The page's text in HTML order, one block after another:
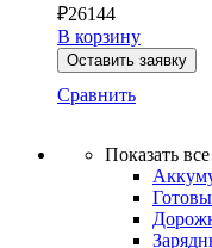
₽26144
В корзину
Оставить заявку
Сравнить
Показать